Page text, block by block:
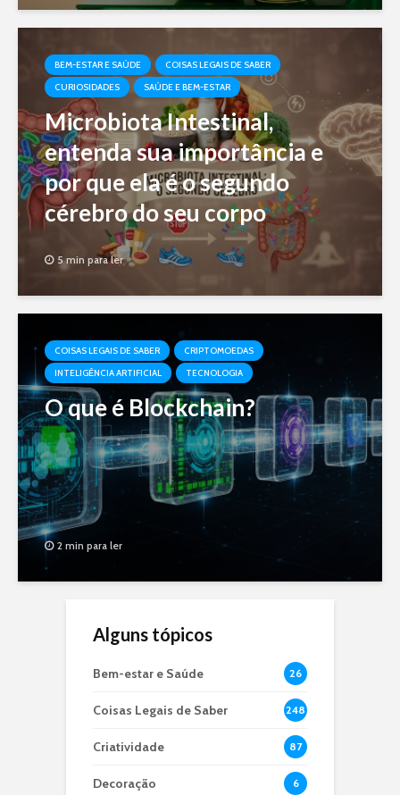
BEM-ESTAR E SAÚDE
COISAS LEGAIS DE SABER
CURIOSIDADES
SAÚDE E BEM-ESTAR
Microbiota Intestinal,
entenda sua importância e
por que ela é o segundo
cérebro do seu corpo
5 min para ler
COISAS LEGAIS DE SABER
CRIPTOMOEDAS
INTELIGÊNCIA ARTIFICIAL
TECNOLOGIA
O que é Blockchain?
2 min para ler
Alguns tópicos
Bem-estar e Saúde 26
Coisas Legais de Saber 248
Criatividade 87
Decoração 6